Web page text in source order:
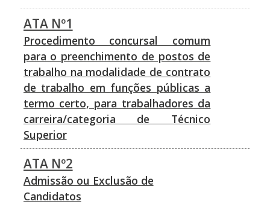
ATA Nº1
Procedimento concursal comum
para o preenchimento de postos de
trabalho na modalidade de contrato
de trabalho em funções públicas a
termo certo, para trabalhadores da
carreira/categoria de Técnico
Superior
ATA Nº2
Admissão ou Exclusão de
Candidatos